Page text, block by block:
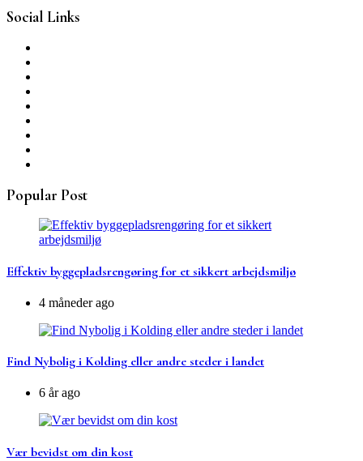
Social Links
Popular Post
Effektiv byggepladsrengøring for et sikkert arbejdsmiljø
4 måneder ago
Find Nybolig i Kolding eller andre steder i landet
6 år ago
Vær bevidst om din kost